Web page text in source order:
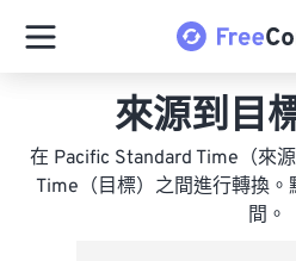
來源到目
在 Pacific Standard Time（來
Time（目標）之間進行轉換
間。